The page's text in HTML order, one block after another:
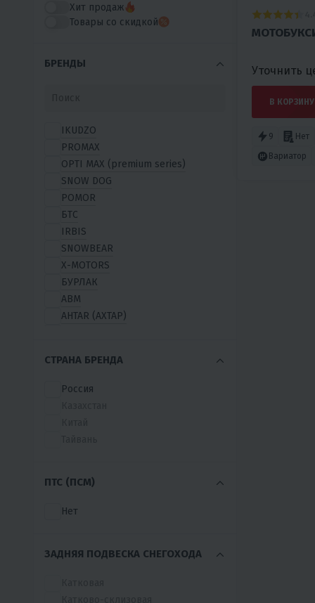
Хит продаж
Товары со скидкой
БРЕНДЫ
IKUDZO
PROMAX
OPTI MAX (premium series)
SNOW DOG
POMOR
БТС
IRBIS
SNOWBEAR
X-MOTORS
БУРЛАК
ABM
AHTAR (АХТАР)
BRAIT
CRONUS
IRONDOG
LEBEDEV MOTORS
MOTODOG
СТРАНА БРЕНДА
Россия
ПТС (ПСМ)
Нет
ЗАДНЯЯ ПОДВЕСКА СНЕГОХОДА
Уточнить
В КОРЗИНУ
9 Нет
Вариатор